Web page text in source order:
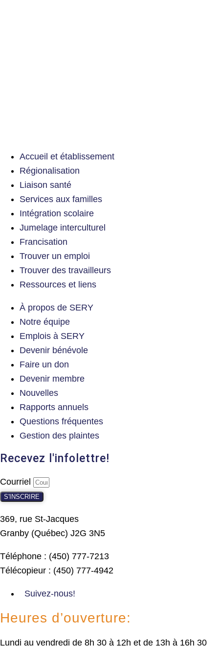
Accueil et établissement
Régionalisation
Liaison santé
Services aux familles
Intégration scolaire
Jumelage interculturel
Francisation
Trouver un emploi
Trouver des travailleurs
Ressources et liens
À propos de SERY
Notre équipe
Emplois à SERY
Devenir bénévole
Faire un don
Devenir membre
Nouvelles
Rapports annuels
Questions fréquentes
Gestion des plaintes
Recevez l'infolettre!
Courriel
S'INSCRIRE
369, rue St-Jacques
Granby (Québec) J2G 3N5
Téléphone : (450) 777-7213
Télécopieur : (450) 777-4942
Suivez-nous!
Heures d’ouverture:
Lundi au vendredi de 8h 30 à 12h et de 13h à 16h 30